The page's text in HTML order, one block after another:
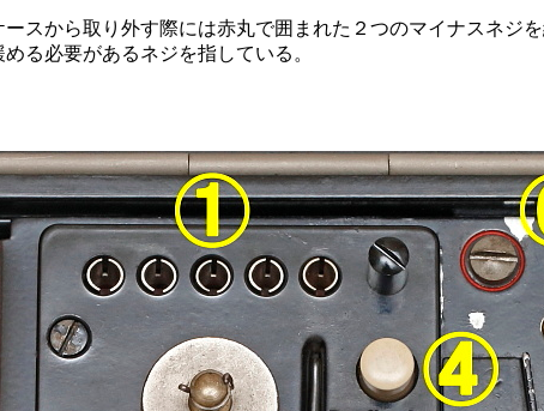
スから取り外す際には赤丸で囲まれた２つのマイナスネジ
る必要があるネジを指している。